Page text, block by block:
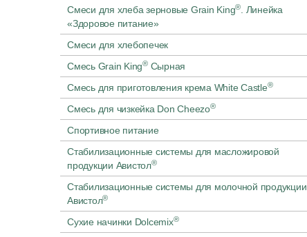
Смеси для хлеба зерновые Grain King®. Линейка
«Здоровое питание»
Смеси для хлебопечек
Смесь Grain King®Сырная
Смесь для приготовления крема White Castle®
Смесь для чизкейка Don Cheezo®
Спортивное питание
Стабилизационные системы для масложировой
продукции Авистол®
Стабилизационные системы для молочной продукции
Авистол®
Сухие начинки Dolcemix®